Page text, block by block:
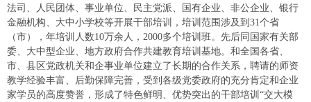
法司、人民团体、事业单位、民主党派、国有企业、非公企业、银行
金融机构、大中小学校等开展干部培训，培训范围涉及到31个省
（市），年培训人数10万余人，2000多个培训班。先后同国家有关部
委、大中型企业、地方政府合作共建教育培训基地。和全国各省、
市、县区党政机关和企事业单位建立了长期的合作关系，聘请的师资
教学经验丰富、后勤保障完善，受到各级党委政府的充分肯定和企业
家学员的高度赞誉，形成了特色鲜明、优势突出的干部培训“交大模